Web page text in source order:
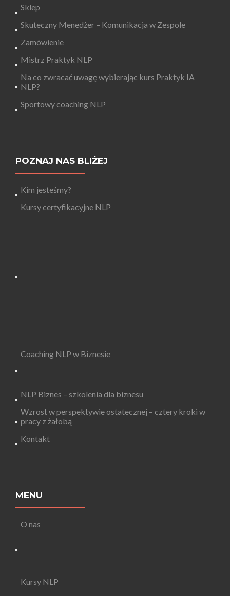
Sklep
Skuteczny Menedżer – Komunikacja w Zespole
Zamówienie
Mistrz Praktyk NLP
Na co zwracać uwagę wybierając kurs Praktyk IA
NLP?
Sportowy coaching NLP
POZNAJ NAS BLIŻEJ
Kim jesteśmy?
Kursy certyfikacyjne NLP
Coaching NLP w Biznesie
NLP Biznes – szkolenia dla biznesu
Wzrost w perspektywie ostatecznej – cztery kroki w
pracy z żałobą
Kontakt
MENU
O nas
Kursy NLP